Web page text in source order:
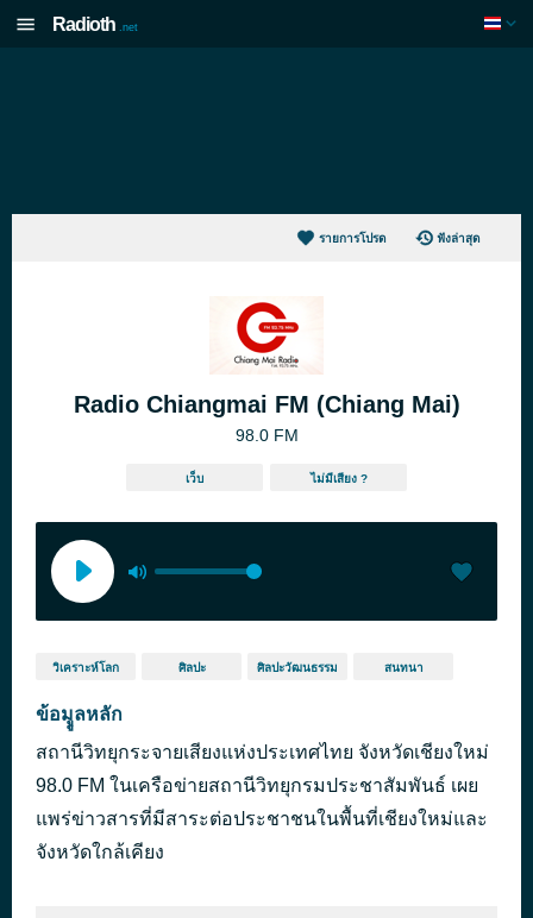
Radioth .net
รายการโปรด ฟังล่าสุด
Radio Chiangmai FM (Chiang Mai)
98.0 FM
เว็บ ไม่มีเสียง ?
วิเคราะห์โลก ศิลปะ ศิลปะวัฒนธรรม สนทนา
ข้อมููลหลัก
สถานีวิทยุกระจายเสียงแห่งประเทศไทย จังหวัดเชียงใหม่
98.0 FM ในเครือข่ายสถานีวิทยุกรมประชาสัมพันธ์ เผย
แพร่ข่าวสารที่มีสาระต่อประชาชนในพื้นที่เชียงใหม่และ
จังหวัดใกล้เคียง